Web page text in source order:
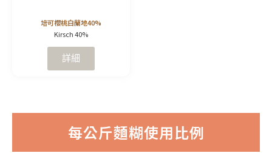
培可櫻桃白蘭地40%
Kirsch 40%
詳細
每公斤麵糊使用比例